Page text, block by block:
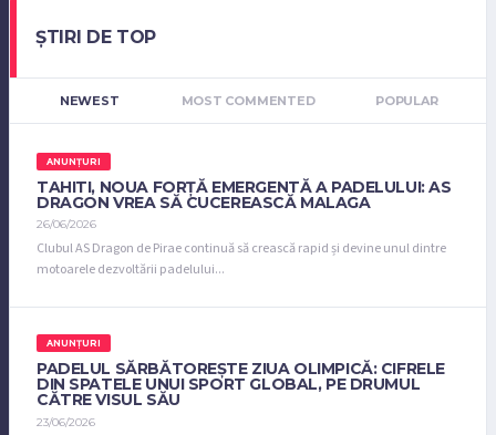
ȘTIRI DE TOP
NEWEST MOST COMMENTED POPULAR
ANUNȚURI
TAHITI, NOUA FORȚĂ EMERGENTĂ A PADELULUI: AS
DRAGON VREA SĂ CUCEREASCĂ MALAGA
26/06/2026
Clubul AS Dragon de Pirae continuă să crească rapid și devine unul dintre
motoarele dezvoltării padelului...
ANUNȚURI
PADELUL SĂRBĂTOREȘTE ZIUA OLIMPICĂ: CIFRELE
DIN SPATELE UNUI SPORT GLOBAL, PE DRUMUL
CĂTRE VISUL SĂU
23/06/2026